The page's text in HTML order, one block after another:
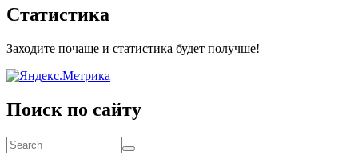
Статистика
Заходите почаще и статистика будет получше!
Поиск по сайту
Search
Search